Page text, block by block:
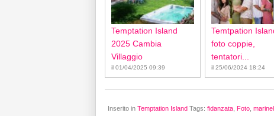
Temptation Island
2025 Cambia
Villaggio
il 01/04/2025 09:39
Temtpation
foto coppie,
tentatori...
il 25/06/2024 18:24
Inserito in Temptation Island Tags: fidanzata Foto